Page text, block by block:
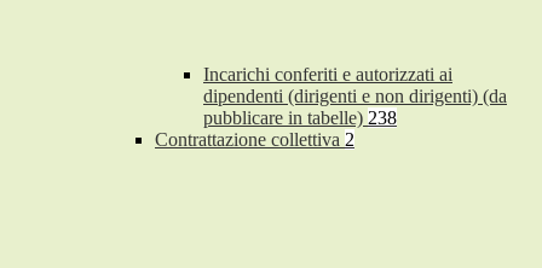
Incarichi conferiti e autorizzati ai
dipendenti (dirigenti e non dirigenti) (da
pubblicare in tabelle) 238
Contrattazione collettiva 2